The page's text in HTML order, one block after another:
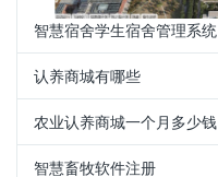
智慧宿舍学生宿舍管理系统
认养商城有哪些
农业认养商城一个月多少钱
智慧畜牧软件注册